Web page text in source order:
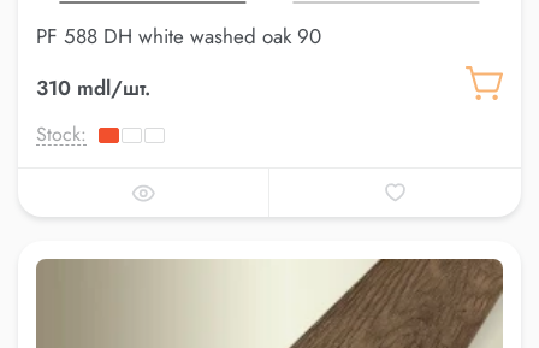
PF 588 DH white washed oak 90
310 mdl/шт.
Stock: